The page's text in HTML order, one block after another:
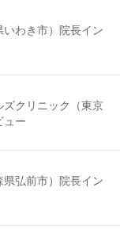
わき市）院長イン
クリニック（東京
ュー
弘前市）院長イン